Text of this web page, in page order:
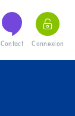
Contact Connexion